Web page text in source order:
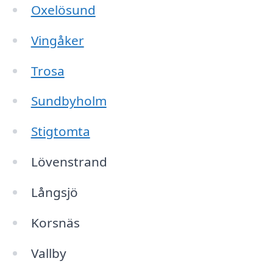
Oxelösund
Vingåker
Trosa
Sundbyholm
Stigtomta
Lövenstrand
Långsjö
Korsnäs
Vallby